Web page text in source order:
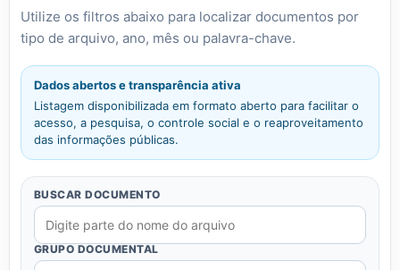
Utilize os filtros abaixo para localizar documentos por
tipo de arquivo, ano, mês ou palavra-chave.
Dados abertos e transparência ativa
Listagem disponibilizada em formato aberto para facilitar o
acesso, a pesquisa, o controle social e o reaproveitamento
das informações públicas.
BUSCAR DOCUMENTO
GRUPO DOCUMENTAL